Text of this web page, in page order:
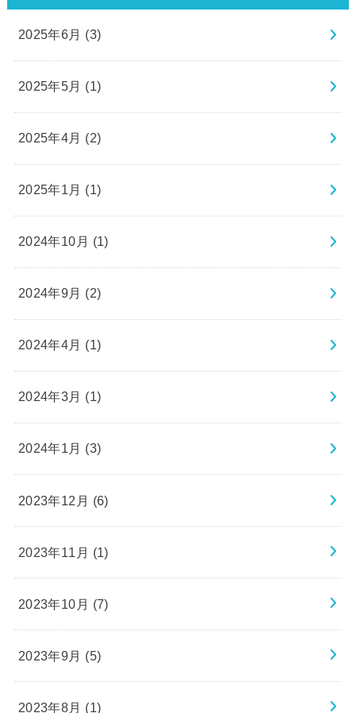
2025年6月 (3)
2025年5月 (1)
2025年4月 (2)
2025年1月 (1)
2024年10月 (1)
2024年9月 (2)
2024年4月 (1)
2024年3月 (1)
2024年1月 (3)
2023年12月 (6)
2023年11月 (1)
2023年10月 (7)
2023年9月 (5)
2023年8月 (1)